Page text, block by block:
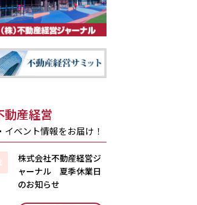
動産経営
イベント情報をお届け！
株式会社不動産経営ジ
ャーナル 夏季休業日
のお知らせ